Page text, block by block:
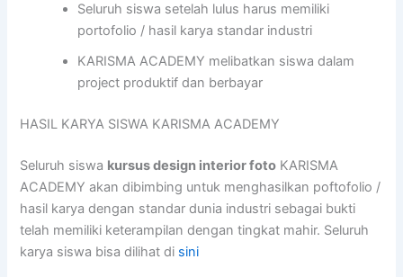
Seluruh siswa setelah lulus harus memiliki
portofolio / hasil karya standar industri
KARISMA ACADEMY melibatkan siswa dalam
project produktif dan berbayar
HASIL KARYA SISWA KARISMA ACADEMY
Seluruh siswa kursus design interior foto KARISMA
ACADEMY akan dibimbing untuk menghasilkan poftofolio /
hasil karya dengan standar dunia industri sebagai bukti
telah memiliki keterampilan dengan tingkat mahir. Seluruh
karya siswa bisa dilihat di sini